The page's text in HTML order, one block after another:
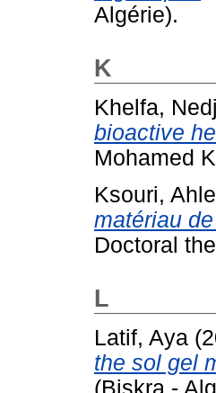
Algérie).
K
Khelfa,
bioactive
Mohamed
Ksouri,
matériau
Doctoral
L
Latif, Aya
the sol gel
(Biskra -